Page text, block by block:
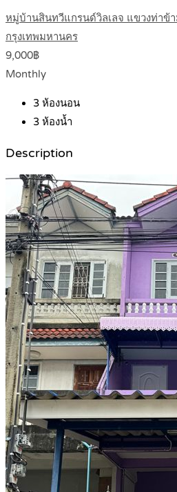
หมู่บ้านสินทวีแกรนด์วิลเลจ แขวงท่าข้
กรุงเทพมหานคร
9,000฿
Monthly
3 ห้องนอน
3 ห้องน้ำ
Description